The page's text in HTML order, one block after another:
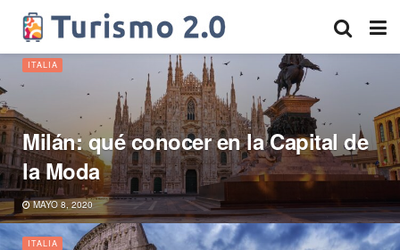
ITALIA
Milán: qué conocer en la Capital de
la Moda
MAYO 8, 2020
ITALIA